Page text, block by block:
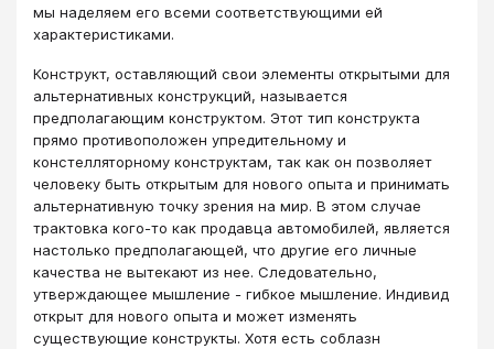
мы наделяем его всеми соответствующими ей
характеристиками.
Конструкт, оставляющий свои элементы открытыми для
альтернативных конструкций, называется
предполагающим конструктом. Этот тип конструкта
прямо противоположен упредительному и
констелляторному конструктам, так как он позволяет
человеку быть открытым для нового опыта и принимать
альтернативную точку зрения на мир. В этом случае
трактовка кого-то как продавца автомобилей, является
настолько предполагающей, что другие его личные
качества не вытекают из нее. Следовательно,
утверждающее мышление - гибкое мышление. Индивид
открыт для нового опыта и может изменять
существующие конструкты. Хотя есть соблазн